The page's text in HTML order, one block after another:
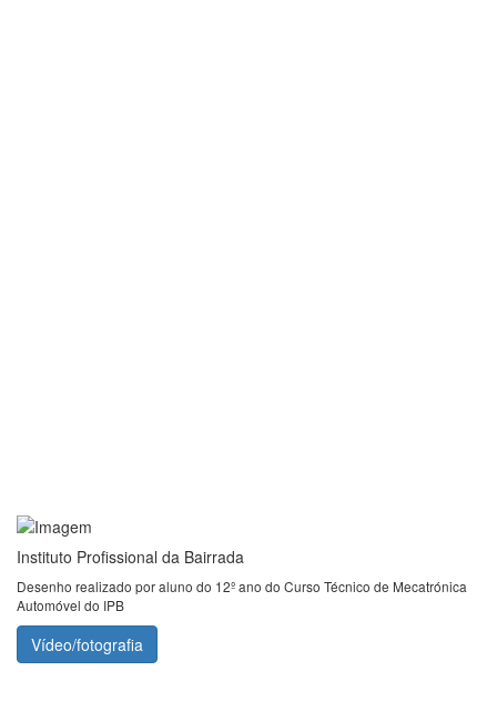
Instituto Profissional da Bairrada
Desenho realizado por aluno do 12º ano do Curso Técnico de Mecatrónica
Automóvel do IPB
Vídeo/fotografia